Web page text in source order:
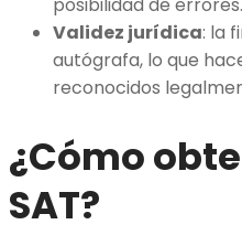
Validez jurídica: la
autógrafa, lo que
reconocidos
¿Cómo
SAT?